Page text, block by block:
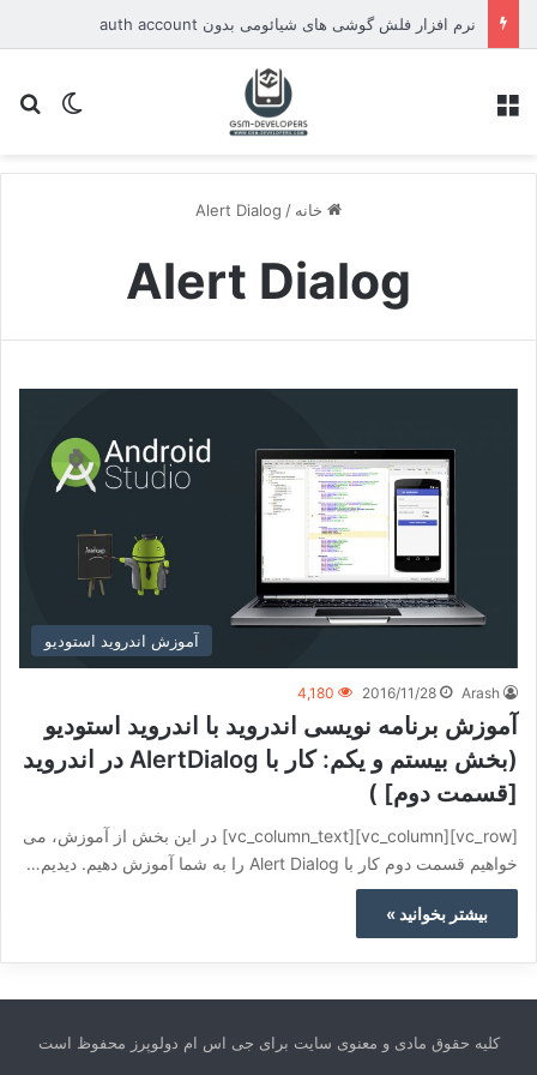
نرم افزار فلش گوشی های شیائومی بدون auth account
تغییر
خانه /
Alert Dialog
Alert Dialog
آموزش اندروید استودیو
Arash
2016/11/28
4,180
آموزش برنامه نویسی اندروید با اندروید استودیو
(بخش بیستم و یکم: کار با AlertDialog در اندروید
[قسمت دوم] )
[vc_row][vc_column][vc_column_text] در این بخش از آموزش، می
خواهیم قسمت دوم کار با Alert Dialog را به شما آموزش دهیم. دیدیم…
بیشتر بخوانید »
کلیه حقوق مادی و معنوی سایت برای جی اس ام دولوپرز محفوظ است